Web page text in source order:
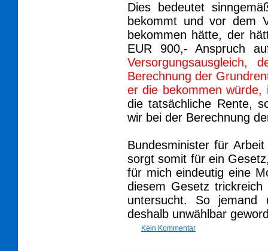
Dies bedeutet
bekommt und vor dem
bekommen hätte, der
EUR 900,- Anspruch
Berechnung der
er die bekommen
die tatsächliche Rente,
wir bei der Berechnung
Bundesminister für
sorgt somit für ein
für mich eindeutig eine
diesem Gesetz
untersucht. So
deshalb unwählbar
Kein Kommentar